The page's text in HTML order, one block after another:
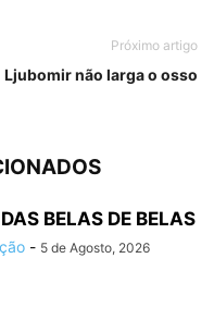
Próximo artigo
Ljubomir não larga o osso
BELAS DE BELAS
- 5 de Agosto, 2026